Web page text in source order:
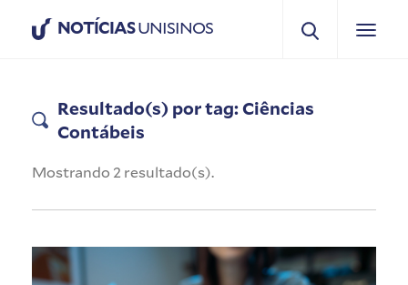
NOTÍCIASUNISINOS
Resultado(s) por tag: Ciências
Contábeis
Mostrando 2 resultado(s).